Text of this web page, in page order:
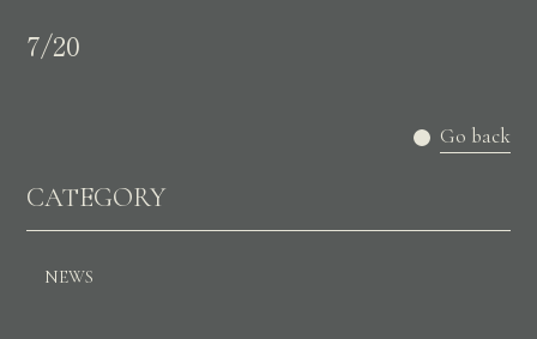
7/20
Go back
CATEGORY
NEWS